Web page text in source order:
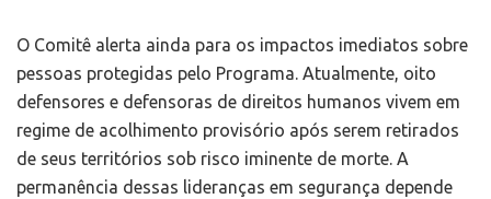
O Comitê alerta ainda para os impactos imediatos sobre
pessoas protegidas pelo Programa. Atualmente, oito
defensores e defensoras de direitos humanos vivem em
regime de acolhimento provisório após serem retirados
de seus territórios sob risco iminente de morte. A
permanência dessas lideranças em segurança depende